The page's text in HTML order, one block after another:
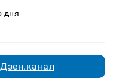
дня